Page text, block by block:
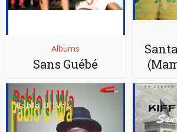
Albums
Sans Guébé